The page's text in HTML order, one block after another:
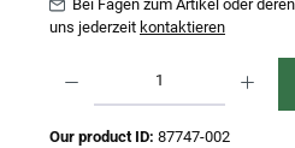
Bei Fagen zum Artikel oder
uns jederzeit kontaktieren
Our product ID: 87747-002